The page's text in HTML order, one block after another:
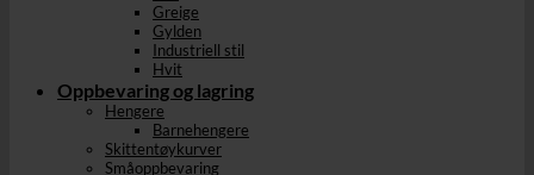
Greige
Gylden
Industriell stil
Hvit
Oppbevaring og lagring
Hengere
Barnehengere
Skittentøykurver
Småoppbevaring